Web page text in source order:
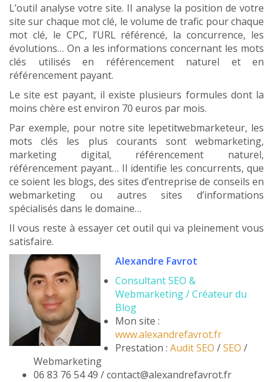
L’outil analyse votre site. Il analyse la position de votre
site sur chaque mot clé, le volume de trafic pour chaque
mot clé, le CPC, l’URL référencé, la concurrence, les
évolutions… On a les informations concernant les mots
clés utilisés en référencement naturel et en
référencement payant.
Le site est payant, il existe plusieurs formules dont la
moins chère est environ 70 euros par mois.
Par exemple, pour notre site lepetitwebmarketeur, les
mots clés les plus courants sont webmarketing,
marketing digital, référencement naturel,
référencement payant… Il identifie les concurrents, que
ce soient les blogs, des sites d’entreprise de conseils en
webmarketing ou autres sites d’informations
spécialisés dans le domaine…
Il vous reste à essayer cet outil qui va pleinement vous
satisfaire.
Alexandre Favrot
Consultant SEO &
Webmarketing / Créateur du
Blog
Mon site :
www.alexandrefavrot.fr
Prestation : Audit SEO /SEO /
Webmarketing
06 83 76 54 49 / contact@alexandrefavrot.fr